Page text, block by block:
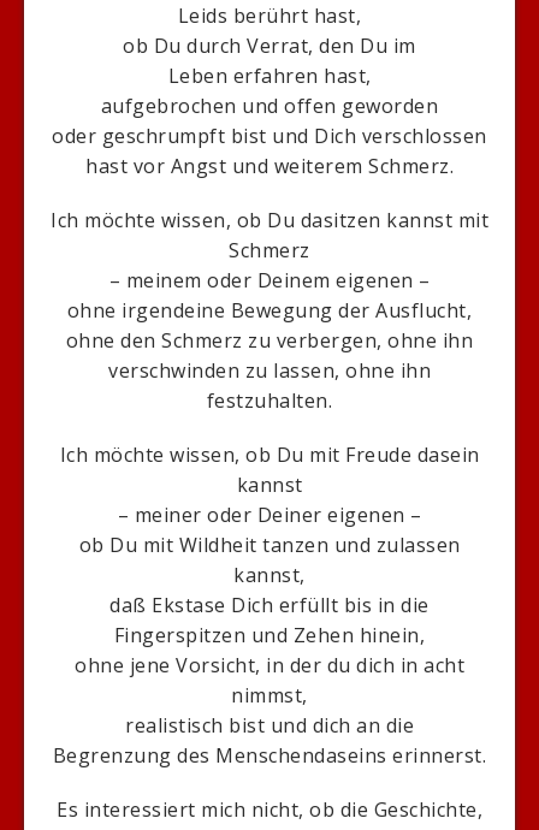
Leids berührt hast,
ob Du durch Verrat, den Du im
Leben erfahren hast,
aufgebrochen und offen geworden
oder geschrumpft bist und Dich verschlossen
hast vor Angst und weiterem Schmerz.
Ich möchte wissen, ob Du dasitzen kannst mit
Schmerz
– meinem oder Deinem eigenen –
ohne irgendeine Bewegung der Ausflucht,
ohne den Schmerz zu verbergen, ohne ihn
verschwinden zu lassen, ohne ihn
festzuhalten.
Ich möchte wissen, ob Du mit Freude dasein
kannst
– meiner oder Deiner eigenen –
ob Du mit Wildheit tanzen und zulassen
kannst,
daß Ekstase Dich erfüllt bis in die
Fingerspitzen und Zehen hinein,
ohne jene Vorsicht, in der du dich in acht
nimmst,
realistisch bist und dich an die
Begrenzung des Menschendaseins erinnerst.
Es interessiert mich nicht, ob die Geschichte,